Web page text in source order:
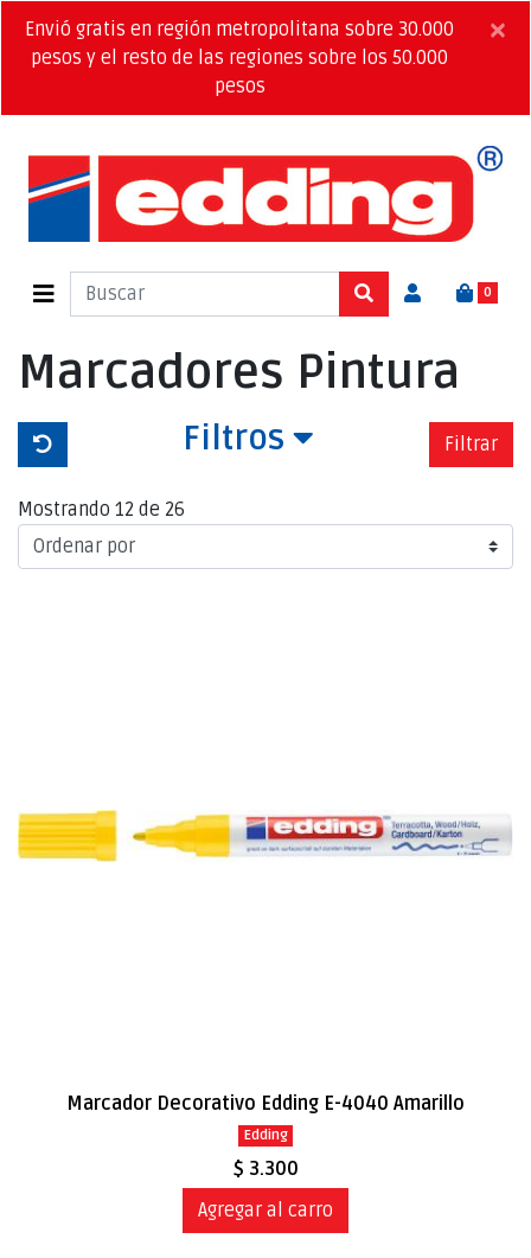
Envió gratis en región metropolitana sobre 30.000
pesos y el resto de las regiones sobre los 50.000
pesos
×
0
Marcadores Pintura
Filtros Filtrar
Mostrando 12 de 26
Marcador Decorativo Edding E-4040 Amarillo
Edding
$ 3.300
Agregar al carro